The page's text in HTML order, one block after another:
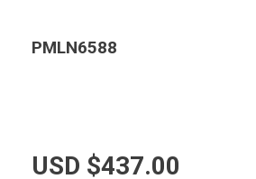
PMLN6588
USD $437.00